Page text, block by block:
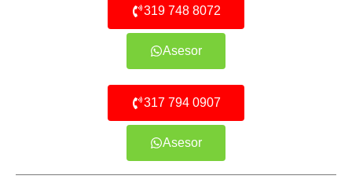
319 748 8072
Asesor
317 794 0907
Asesor